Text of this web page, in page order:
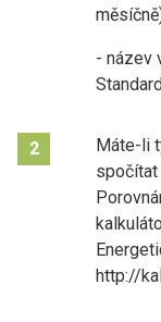
- název
2
Máte-li
spočítat
http://